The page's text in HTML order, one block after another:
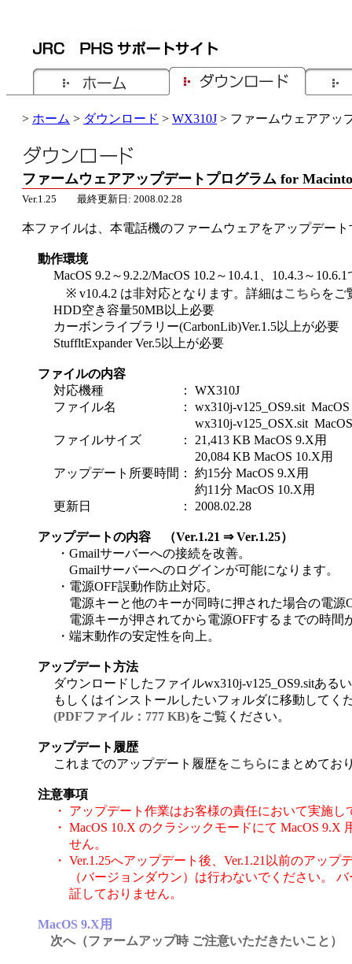
> ホーム > ダウンロード > WX310J > ファームウェアアッ
ファームウェアアップデートプログラム for
Ver.1.25 最終更新日: 2008.02.28
本ファイルは、本電話機のファームウェアをアップデー
動作環境
MacOS 9.2～9.2.2/MacOS 10.2～10.4.1、10.4.3～
※ v10.4.2 は非対応となります。詳細はこちら をご
HDD空き容量50MB以上必要
カーボンライブラリー(CarbonLib)Ver.1.5以上が必要
StuffltExpander Ver.5以上が必要
ファイルの内容
対応機種
： WX310J
ファイル名
： wx310j-v125_OS9.sit
wx310j-v125_OSX.sit
ファイルサイズ
： 21,413 KB MacOS 9.X用
20,084 KB MacOS 10.X用
アップデート所要時間 ： 約15分 MacOS 9.X用
約11分 MacOS 10.X用
更新日
： 2008.02.28
アップデートの内容 （Ver.1.21 ⇒ Ver.1.25）
・ Gmailサーバーへの接続を改善。
Gmailサーバーへのログインが可能になります。
・ 電源OFF誤動作防止対応。
電源キーと他のキーが同時に押された場合の電源
電源キーが押されてから電源OFFするまでの時間
・ 端末動作の安定性を向上。
アップデート方法
ダウンロードしたファイルwx310j-v125_OS9.sitある
もしくはインストールしたいフォルダに移動してく
(PDFファイル：777 KB)をご覧ください。
アップデート履歴
これまでのアップデート履歴をこちらにまとめてお
注意事項
・ アップデート作業はお客様の責任において実施し
・ MacOS 10.X のクラシックモードにて MacOS
せん。
・ Ver.1.25へアップデート後、Ver.1.21以前のアッ
（バージョンダウン）は行わないでください。
証しておりません。
MacOS 9.X用
次へ（ファームアップ時 ご注意いただきたいこと）